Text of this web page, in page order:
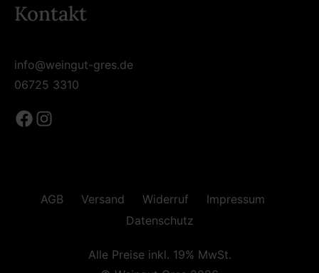
Kontakt
info@weingut-gres.de
06725 3310
Facebook
Instagram
AGB Versand Widerruf
Impressum
Datenschutz
Alle Preise inkl. 19% MwSt.